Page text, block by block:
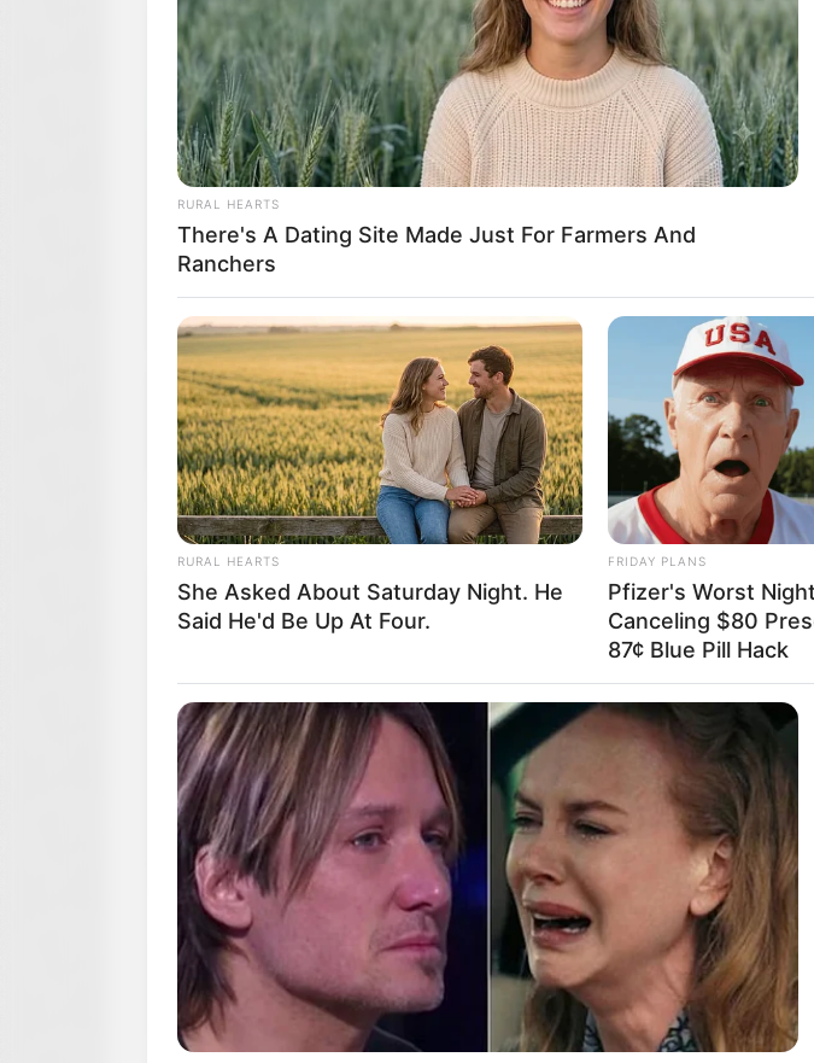
RURAL HEARTS
There's A Dating Site Made Just For Farmers And
Ranchers
RURAL HEARTS
She Asked About Saturday Night. He
Said He'd Be Up At Four.
FRIDAY PLANS
Pfizer's Worst
Canceling $80
87¢ Blue Pill Hack